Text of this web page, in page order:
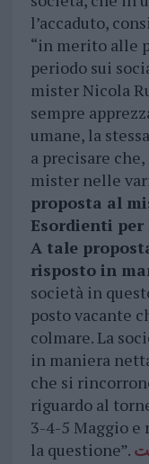
l’accaduto,
“in merito alle
periodo sui
mister Nicola
sempre
umane, la
a precisare
mister nelle
proposta al
Esordienti per
A tale
risposto in
società in
posto vacante
colmare. La
in maniera
che si
riguardo al
3-4-5 Maggio e
la questione”.